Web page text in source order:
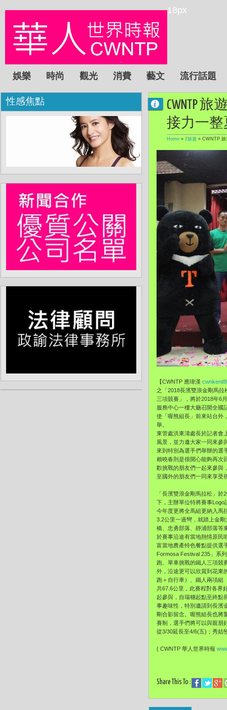
18px
娛樂 時尚 觀光 消費 藝文 流行話題
CWNTP
接力一整
Home » 2旅遊 » CWNTP 旅
【CWNTP 應瑋漢
之「2018長濱雙浪金剛馬
三項競賽」，將於2018年6
服務中心一樓大廳召開全國
使「喔熊組長」前來站台外
舉。
東管處洪東濤處長於記者會
風景，並力邀大家一同來參
來到特別為選手們舉辦的選
賴曉春則是很開心能夠再次
歡挑戰的朋友們一起來參與
至國外的朋友們一同來享受
「長濱雙浪金剛馬拉松」
下，主辦單位特將賽事
今年度更將全馬組更納入馬
3.2公里一過彎，就踏上金
橋、忠勇部落、靜浦部落等
於賽事沿途有當地熱情原民
富當地農產特色餐點提供選
Formosa Festival 235」系
跑、單車挑戰的鐵人三項競
外，沿途更可以欣賞到花東
跑＋自行車）、鐵人兩項組
共67.6公里，此賽程對各界
起參與，自瑞穗起點至終點
事趣味性，特別邀請到長濱
剛合影留念。喔熊組長也將
賽制，選手們將可以與親朋
從3/30延長至4/6(五)；秀姑
( CWNTP 華人世界時報
Share This To :
性感焦點